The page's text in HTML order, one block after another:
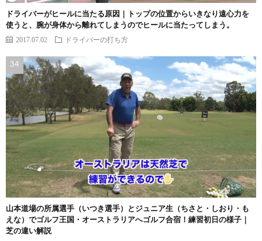
ドライバーがヒールに当たる原因｜トップの位置からいきなり遠心力を
使うと、腕が身体から離れてしまうのでヒールに当たってしまう。
2017.07.02 ドライバーの打ち方
山本道場の所属選手（いつき選手）とジュニア生（ちさと・しおり・も
えな）でゴルフ王国・オーストラリアへゴルフ合宿！練習初日の様子｜
芝の違い解説